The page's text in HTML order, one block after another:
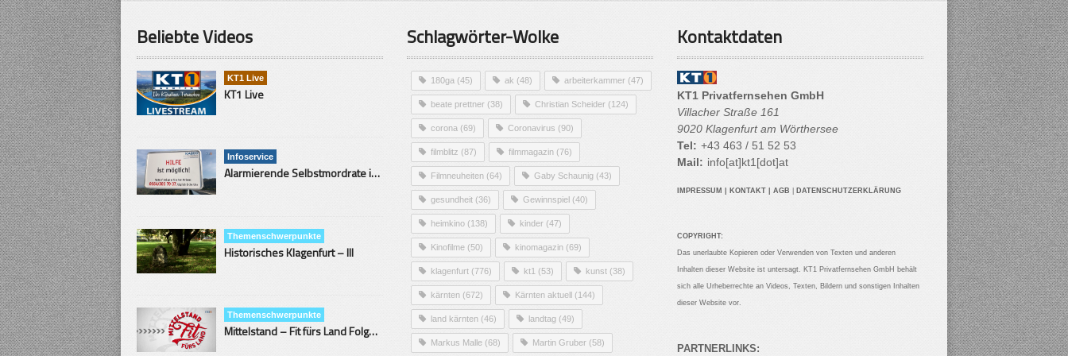
Beliebte Videos
KT1 Live
KT1 Live
Infoservice
Alarmierende Selbstmordrate in Kärnten
Themenschwerpunkte
Historisches Klagenfurt – III
Themenschwerpunkte
Mittelstand – Fit fürs Land Folge 9- Konditor
Schlagwörter-Wolke
180ga (45) ak (48) arbeiterkammer (47)
beate prettner (38) Christian Scheider (124)
corona (69) Coronavirus (90)
filmblitz (87) filmmagazin (76)
Filmneuheiten (64) Gaby Schaunig (43)
gesundheit (36) Gewinnspiel (40)
heimkino (138) kinder (47)
Kinofilme (50) kinomagazin (69)
klagenfurt (776) kt1 (53) kunst (38)
kärnten (672) Kärnten aktuell (144)
land kärnten (46) landtag (49)
Markus Malle (68) Martin Gruber (58)
Kontaktdaten
KT1 Privatfernsehen GmbH
Villacher Straße 161
9020 Klagenfurt am Wörthersee
Tel: +43 463 / 51 52 53
Mail: info[at]kt1[dot]at
IMPRESSUM KONTAKT AGB DATENSCHUTZERKLÄRUNG
COPYRIGHT:
Das unerlaubte Kopieren oder Verwenden von Texten und anderen
Inhalten dieser Website ist untersagt. KT1 Privatfernsehen GmbH behält
sich alle Urheberrechte an Videos, Texten, Bildern und sonstigen Inhalten
dieser Website vor.
PARTNERLINKS: